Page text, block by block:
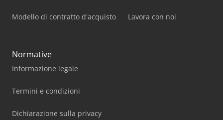
Modello di contratto d'acquisto Lavora con noi
Normative
Informazione legale
Termini e condizioni
Dichiarazione sulla privacy